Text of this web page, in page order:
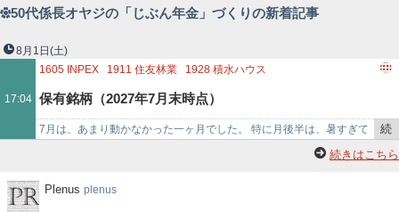
50代係長オヤジの「じぶん年金」づくりの新着記事
8月1日 (土)
17:04
1605 INPEX 1911 住友林業 1928 積水ハウス
2060
フィード・ワン
パーソルホールディングス
2337 いちご
アサヒグループホールディングス
2734サーラコーポレーション 2918わらべや日洋ホールディングス
地主
4251恵和 4554
保有銘柄（2027年7月末時点）
7月は、あまり動かなかった一ヶ月でした。 特に月後半は、暑すぎて
思考力が落ち、株のことまで考える余裕がなかったのかもしれませ
続
き
続きはこちら
Plenus
Plenus plenus